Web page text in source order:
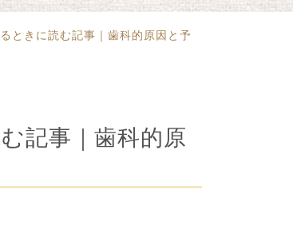
ときに読む記事｜歯科的原因と予
記事｜歯科的原